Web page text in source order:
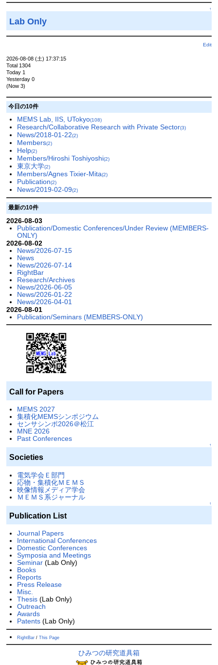
↑
Lab Only
Edit
2026-08-08 (土) 17:37:15
Total 1304
Today 1
Yesterday 0
(Now 3)
今日の10件
MEMS Lab, IIS, UTokyo(108)
Research/Collaborative Research with Private Sector(3)
News/2018-01-22(2)
Members(2)
Help(2)
Members/Hiroshi Toshiyoshi(2)
東京大学(2)
Members/Agnes Tixier-Mita(2)
Publication(2)
News/2019-02-09(2)
最新の10件
2026-08-03
Publication/Domestic Conferences/Under Review (MEMBERS-
ONLY)
2026-08-02
News/2026-07-15
News
News/2026-07-14
RightBar
Research/Archives
News/2026-06-05
News/2026-01-22
News/2026-04-01
2026-08-01
Publication/Seminars (MEMBERS-ONLY)
Call for Papers
MEMS 2027
集積化MEMSシンポジウム
センサシンポ2026＠松江
MNE 2026
Past Conferences
↑
Societies
電気学会Ｅ部門
応物・集積化ＭＥＭＳ
映像情報メディア学会
ＭＥＭＳ系ジャーナル
↑
Publication List
Journal Papers
International Conferences
Domestic Conferences
Symposia and Meetings
Seminar(Lab Only)
Books
Reports
Press Release
Misc.
Thesis(Lab Only)
Outreach
Awards
Patents(Lab Only)
RightBar/ This Page
ひみつの研究道具箱